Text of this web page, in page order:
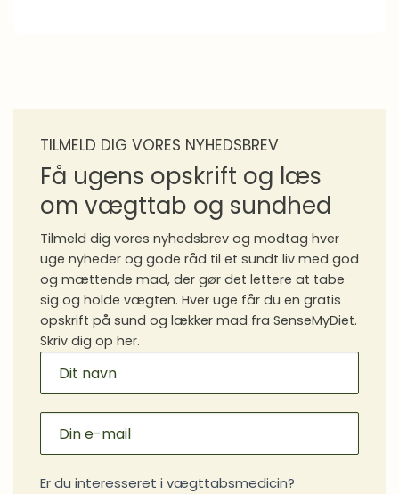
TILMELD DIG VORES NYHEDSBREV
Få ugens opskrift og læs
om vægttab og sundhed
Tilmeld dig vores nyhedsbrev og modtag hver
uge nyheder og gode råd til et sundt liv med god
og mættende mad, der gør det lettere at tabe
sig og holde vægten. Hver uge får du en gratis
opskrift på sund og lækker mad fra SenseMyDiet.
Skriv dig op her.
SIGNUP
Er du interesseret i vægttabsmedicin?